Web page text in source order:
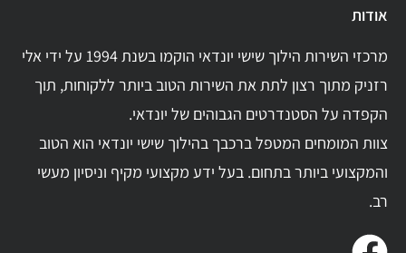
אודות
מרכזי השירות הילוך שישי יונדאי הוקמו בשנת 1994 על ידי אלי
רזניק מתוך רצון לתת את השירות הטוב ביותר ללקוחות, תוך
הקפדה על הסטנדרטים הגבוהים של יונדאי.
צוות המומחים המטפל ברכבך בהילוך שישי יונדאי הוא הטוב
והמקצועי ביותר בתחום. בעל ידע מקצועי מקיף וניסיון מעשי
רב.